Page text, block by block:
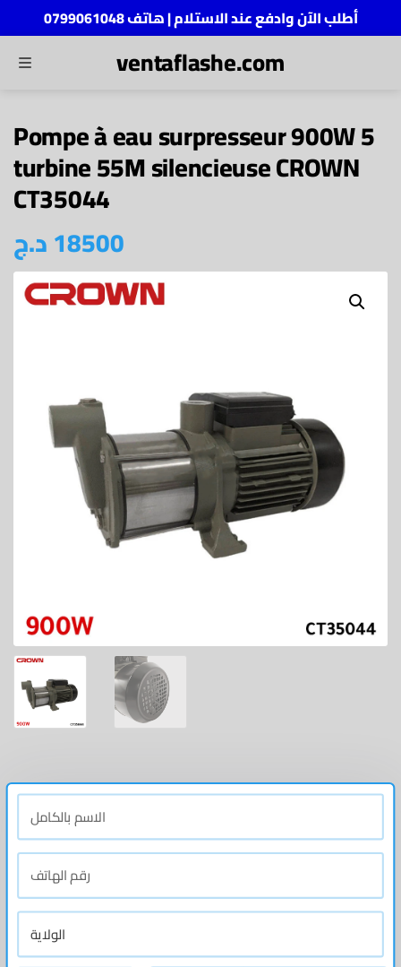
أطلب الآن وادفع عند الاستلام | هاتف 0799061048
MENU ventaflashe.com
Pompe à eau surpresseur 900W 5
turbine 55M silencieuse CROWN
CT35044
18500د.ج